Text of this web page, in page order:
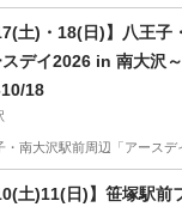
王子駅 フリーマーケット
土)・18(日)】八王子
スデイ2026 in 南大沢～
18
・南大沢駅前周辺「アース
沢駅 フリーマーケット
土)11(日)】笹塚駅前